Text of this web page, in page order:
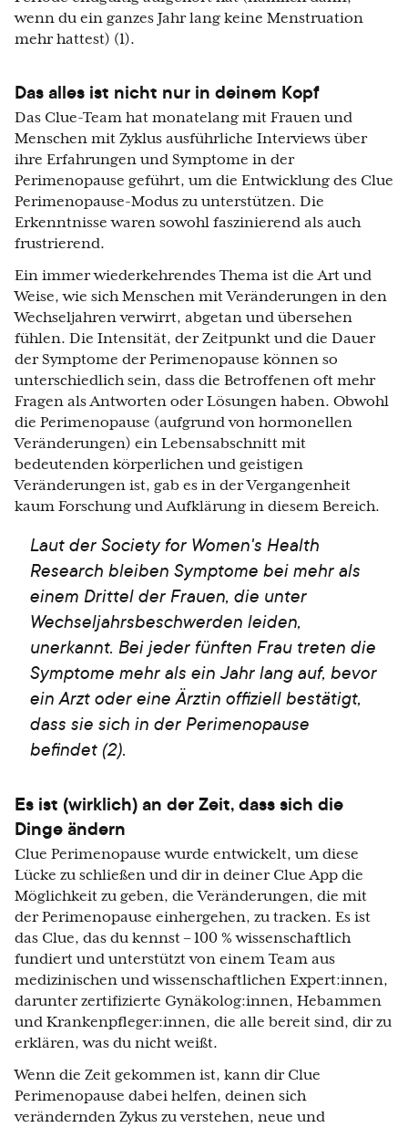
wenn du ein ganzes Jahr lang keine Menstruation
mehr hattest) (1).
Das alles ist nicht nur in deinem Kopf
Das Clue-Team hat monatelang mit Frauen und
Menschen mit Zyklus ausführliche Interviews über
ihre Erfahrungen und Symptome in der
Perimenopause geführt, um die Entwicklung des Clue
Perimenopause-Modus zu unterstützen. Die
Erkenntnisse waren sowohl faszinierend als auch
frustrierend.
Ein immer wiederkehrendes Thema ist die Art und
Weise, wie sich Menschen mit Veränderungen in den
Wechseljahren verwirrt, abgetan und übersehen
fühlen. Die Intensität, der Zeitpunkt und die Dauer
der Symptome der Perimenopause können so
unterschiedlich sein, dass die Betroffenen oft mehr
Fragen als Antworten oder Lösungen haben. Obwohl
die Perimenopause (aufgrund von hormonellen
Veränderungen) ein Lebensabschnitt mit
bedeutenden körperlichen und geistigen
Veränderungen ist, gab es in der Vergangenheit
kaum Forschung und Aufklärung in diesem Bereich.
Laut der Society for Women's Health
Research bleiben Symptome bei mehr als
einem Drittel der Frauen, die unter
Wechseljahrsbeschwerden leiden,
unerkannt. Bei jeder fünften Frau treten die
Symptome mehr als ein Jahr lang auf, bevor
ein Arzt oder eine Ärztin offiziell bestätigt,
dass sie sich in der Perimenopause
befindet (2).
Es ist (wirklich) an der Zeit, dass sich die
Dinge ändern
Clue Perimenopause wurde entwickelt, um diese
Lücke zu schließen und dir in deiner Clue App die
Möglichkeit zu geben, die Veränderungen, die mit
der Perimenopause einhergehen, zu tracken. Es ist
das Clue, das du kennst – 100 % wissenschaftlich
fundiert und unterstützt von einem Team aus
medizinischen und wissenschaftlichen Expert:innen,
darunter zertifizierte Gynäkolog:innen, Hebammen
und Krankenpfleger:innen, die alle bereit sind, dir zu
erklären, was du nicht weißt.
Wenn die Zeit gekommen ist, kann dir Clue
Perimenopause dabei helfen, deinen sich
verändernden Zykus zu verstehen, neue und